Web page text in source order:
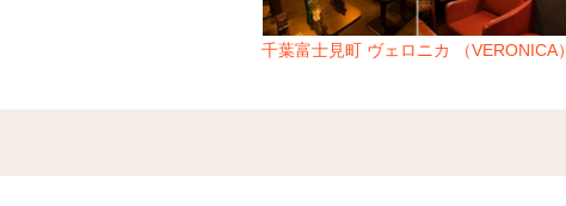
千葉富士見町 ヴェロニカ （VERONICA）